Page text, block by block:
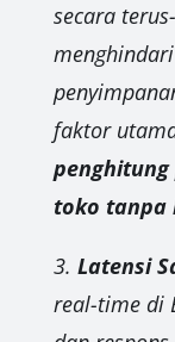
secara
faktor
toko tanpa
3. Latensi
real-time di